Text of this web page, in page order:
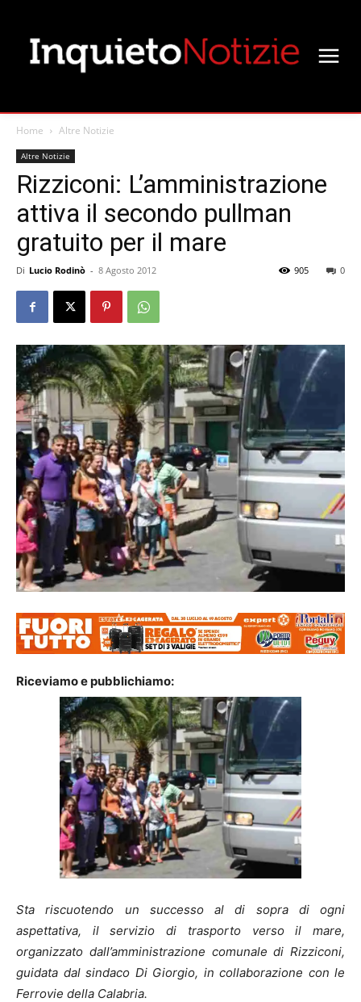
Home Altre Notizie
Altre Notizie
Rizziconi: L’amministrazione
attiva il secondo pullman
gratuito per il mare
Di Lucio Rodinò - 8 Agosto 2012 0
905
Riceviamo e pubblichiamo:
Sta riscuotendo un successo al di sopra di ogni
aspettativa, il servizio di trasporto verso il mare,
organizzato dall’amministrazione comunale di Rizziconi,
guidata dal sindaco Di Giorgio, in collaborazione con le
Ferrovie della Calabria.